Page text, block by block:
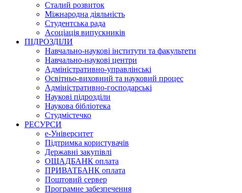
Сталий розвиток
Міжнародна діяльність
Студентська рада
Асоціація випускників
ПІДРОЗДІЛИ
Навчально-наукові інститути та факультети
Навчально-наукові центри
Адміністративно-управлінські
Освітньо-виховний та науковий процес
Адміністративно-господарські
Наукові підрозділи
Наукова бібліотека
Студмістечко
РЕСУРСИ
е-Університет
Підтримка користувачів
Державні закупівлі
ОЩАДБАНК оплата
ПРИВАТБАНК оплата
Поштовий сервер
Програмне забезпечення